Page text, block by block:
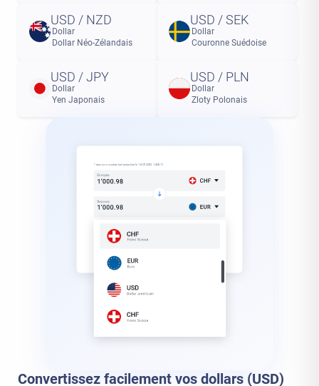
USD / NZD
Dollar
Dollar Néo-Zélandais
USD / SEK
Dollar
Couronne Suédoise
USD / JPY
Dollar
Yen Japonais
USD / PLN
Dollar
Zloty Polonais
Convertissez facilement vos dollars (USD)